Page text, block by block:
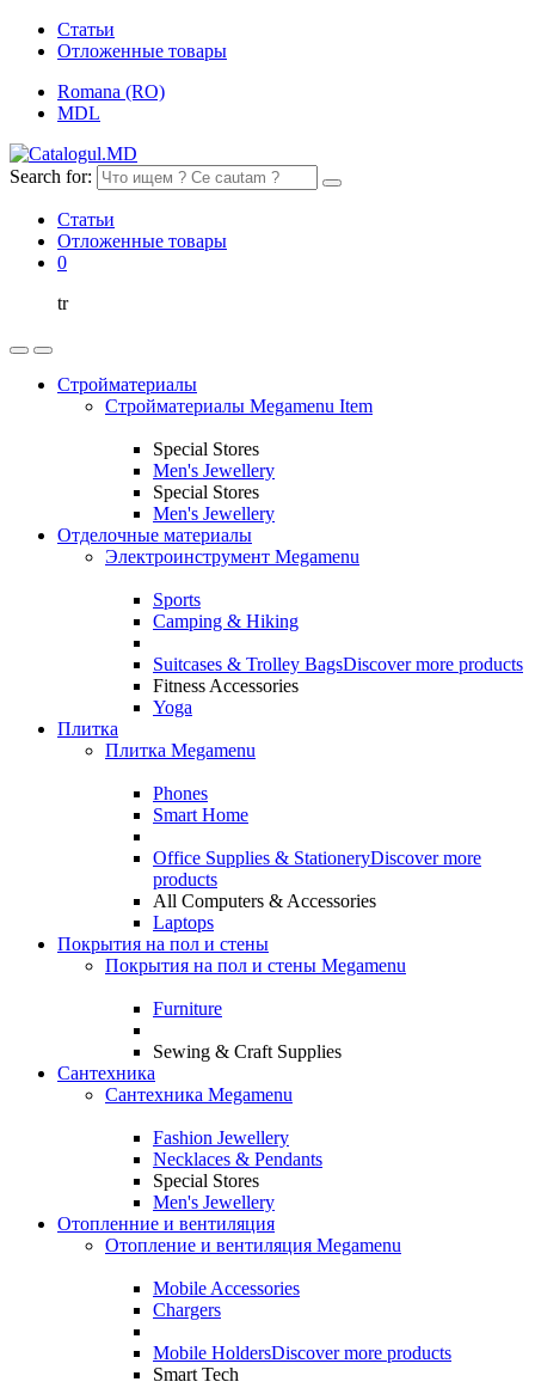
Статьи
Отложенные товары
Romana (RO)
MDL
Search for:
Статьи
Отложенные товары
0
tr
Стройматериалы
Стройматериалы Megamenu Item
Special Stores
Men's Jewellery
Special Stores
Men's Jewellery
Отделочные материалы
Электроинструмент Megamenu
Sports
Camping & Hiking
Suitcases & Trolley BagsDiscover more products
Fitness Accessories
Yoga
Плитка
Плитка Megamenu
Phones
Smart Home
Office Supplies & StationeryDiscover more
products
All Computers & Accessories
Laptops
Покрытия на пол и стены
Покрытия на пол и стены Megamenu
Furniture
Sewing & Craft Supplies
Сантехника
Сантехника Megamenu
Fashion Jewellery
Necklaces & Pendants
Special Stores
Men's Jewellery
Отопленние и вентиляция
Отопление и вентиляция Megamenu
Mobile Accessories
Chargers
Mobile HoldersDiscover more products
Smart Tech